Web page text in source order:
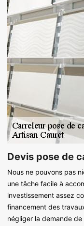
Devis pose de
Nous ne pouvons pas
une tâche facile à
investissement assez
financement des
négliger la demande